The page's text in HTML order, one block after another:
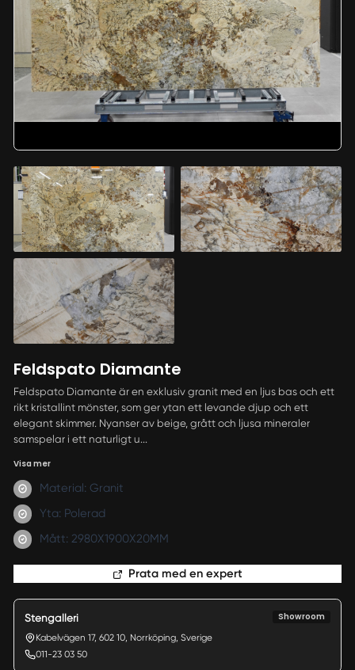
Feldspato Diamante
Feldspato Diamante är en exklusiv granit med en ljus bas och ett
rikt kristallint mönster, som ger ytan ett levande djup och ett
elegant skimmer. Nyanser av beige, grått och ljusa mineraler
samspelar i ett naturligt u...
Visa mer
Material: Granit
Yta: Polerad
Mått: 2980X1900X20MM
Prata med en expert
Stengalleri Showroom
Kabelvägen 17, 602 10, Norrköping, Sverige
011-23 03 50